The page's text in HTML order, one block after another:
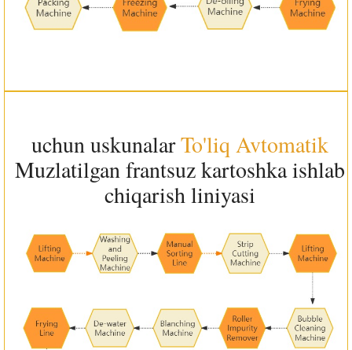
uchun uskunalarTo'liq Avtomatik
Muzlatilgan frantsuz kartoshka ishlab
chiqarish liniyasi